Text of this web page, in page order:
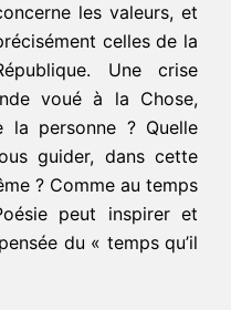
les valeurs, et
celles de la
Une crise
voué à la Chose,
personne ? Quelle
guider, dans cette
? Comme au temps
peut inspirer et
du « temps qu’il